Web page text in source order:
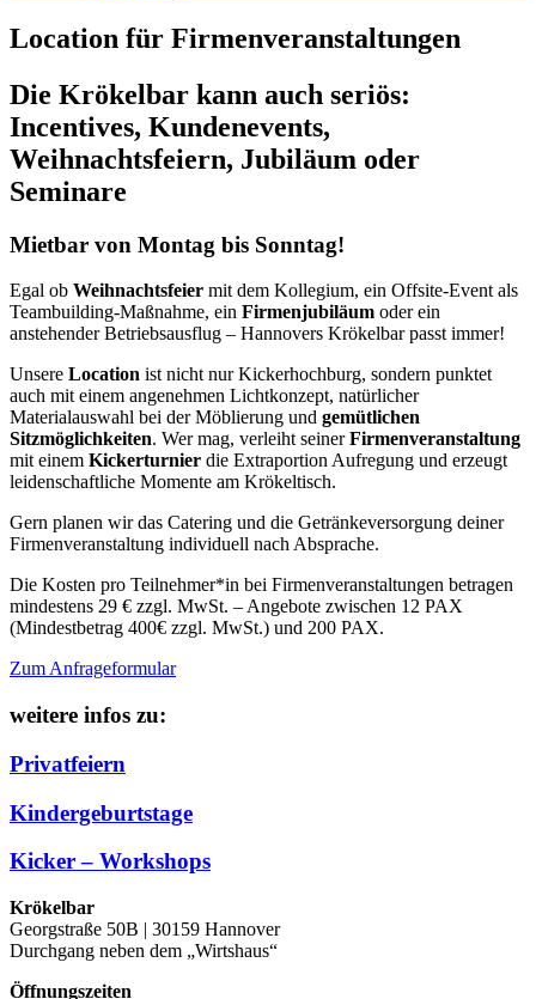
Location für Firmenveranstaltungen
Die Krökelbar kann auch seriös:
Incentives, Kundenevents,
Weihnachtsfeiern, Jubiläum oder
Seminare
Mietbar von Montag bis Sonntag!
Egal ob Weihnachtsfeier mit dem Kollegium, ein Offsite-Event als
Teambuilding-Maßnahme, ein Firmenjubiläum oder ein
anstehender Betriebsausflug – Hannovers Krökelbar passt immer!
Unsere Location ist nicht nur Kickerhochburg, sondern punktet
auch mit einem angenehmen Lichtkonzept, natürlicher
Materialauswahl bei der Möblierung und gemütlichen
Sitzmöglichkeiten. Wer mag, verleiht seinerFirmenveranstaltung
mit einem Kickerturnier die Extraportion Aufregung und erzeugt
leidenschaftliche Momente am Krökeltisch.
Gern planen wir das Catering und die Getränkeversorgung deiner
Firmenveranstaltung individuell nach Absprache.
Die Kosten pro Teilnehmer*in bei Firmenveranstaltungen betragen
mindestens 29 € zzgl. MwSt. – Angebote zwischen 12 PAX
(Mindestbetrag 400€ zzgl. MwSt.) und 200 PAX.
Zum Anfrageformular
weitere infos zu:
Privatfeiern
Kindergeburtstage
Kicker – Workshops
Krökelbar
Georgstraße 50B | 30159 Hannover
Durchgang neben dem „Wirtshaus“
Öffnungszeiten